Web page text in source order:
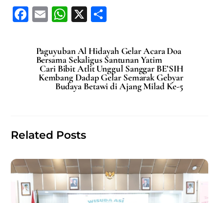
F
c
e
E
ai
l
W
at
s
A
p
X
ar
e
Paguyuban Al Hidayah Gelar Acara Doa
Bersama Sekaligus Santunan Yatim
Cari Bibit Atlit Unggul Sanggar BE’SIH
Kembang Dadap Gelar Semarak Gebyar
Budaya Betawi di Ajang Milad Ke-5
Related Posts